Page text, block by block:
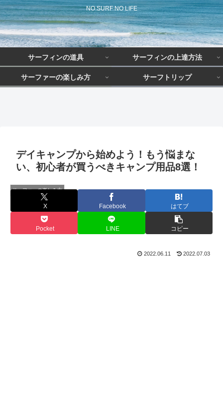
NO SURF NO LIFE
サーフィンの道具 サーフィンの上達方法
サーファーの楽しみ方
サーフトリップ
上達までの期間は？
初期費用はどのくらい？
サーフィン初心者こそアップル
デイキャンプから始めよう！もう悩まな
い、初心者が買うべきキャンプ用品8選！
サーファーの楽しみ方
X Facebook はてブ
Pocket LINE コピー
2022.06.11 2022.07.03